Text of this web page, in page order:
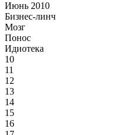
Июнь 2010
Бизнес-линч
Мозг
Понос
Идиотека
10
11
12
13
14
15
16